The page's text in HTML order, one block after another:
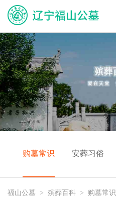
购墓常识 安葬习俗
福山公墓 > 殡葬百科 > 购墓常识